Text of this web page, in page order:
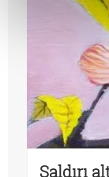
Saldırı